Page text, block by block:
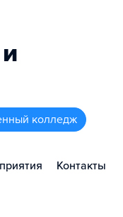
колледж
Контакты